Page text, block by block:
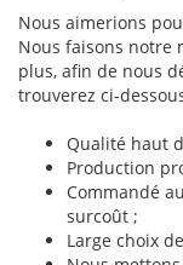
Nous aimerions
Nous faisons notre
plus, afin de nous
trouverez ci-
Qualité haut
Production
Commandé
surcoût ;
Large choix